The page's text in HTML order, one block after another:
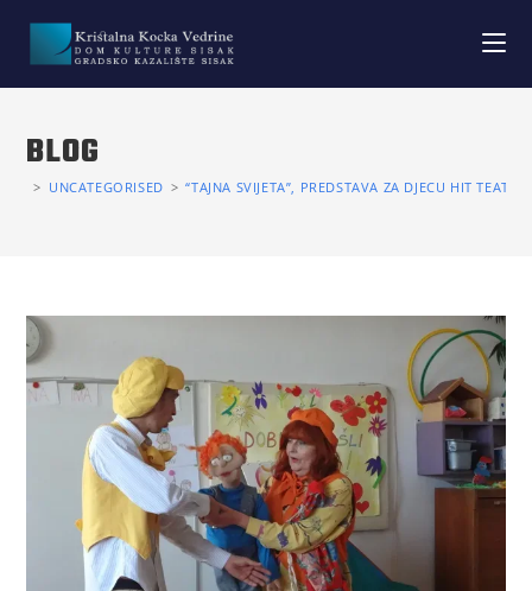
BLOG
> UNCATEGORISED > “TAJNA SVIJETA”, PREDSTAVA ZA DJECU HIT